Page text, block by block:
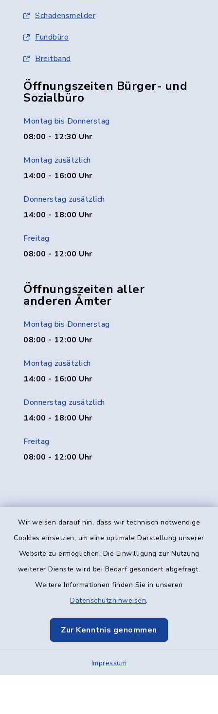
Wir weisen darauf hin, dass wir technisch notwendige
Cookies einsetzen, um eine optimale Darstellung unserer
Website zu ermöglichen. Die Einwilligung zur Nutzung
weiterer Dienste wird bei Bedarf gesondert abgefragt.
Weitere Informationen finden Sie in unseren
Datenschutzhinweisen.
Zur Kenntnis genommen
Impressum
Schadensmelder
Fundbüro
Breitband
Öffnungszeiten Bürger- und
Sozialbüro
Montag bis Donnerstag
08:00 - 12:30 Uhr
Montag zusätzlich
14:00 - 16:00 Uhr
Donnerstag zusätzlich
14:00 - 18:00 Uhr
Freitag
08:00 - 12:00 Uhr
Öffnungszeiten aller
anderen Ämter
Montag bis Donnerstag
08:00 - 12:00 Uhr
Montag zusätzlich
14:00 - 16:00 Uhr
Donnerstag zusätzlich
14:00 - 18:00 Uhr
Freitag
08:00 - 12:00 Uhr
Kontakt
Datenschutz
Elektronische Kommunikation
Sitemap